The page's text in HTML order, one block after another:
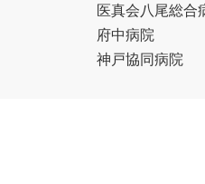
医真会八尾総合
府中病院
神戸協同病院